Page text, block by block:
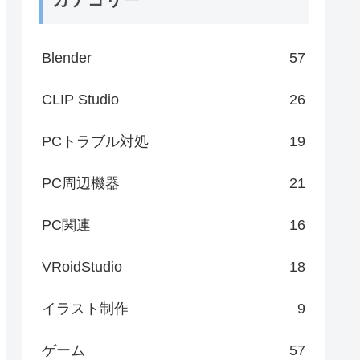
Blender 57
CLIP Studio 26
PCトラブル対処 19
PC周辺機器 21
PC関連 16
VRoidStudio 18
イラスト制作 9
ゲーム 57